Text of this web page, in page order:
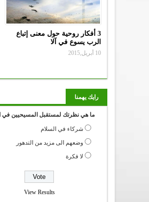
3 أفكار روحية حول معنى إتباع
الرب يسوع في آلا
10 أبريل,2015
رايك يهمنا
ما هي نظرتك لمستقبل المسيحيين
شركاء في السلام
وضعهم الى مزيد من التدهور
لا فكرة
View Results